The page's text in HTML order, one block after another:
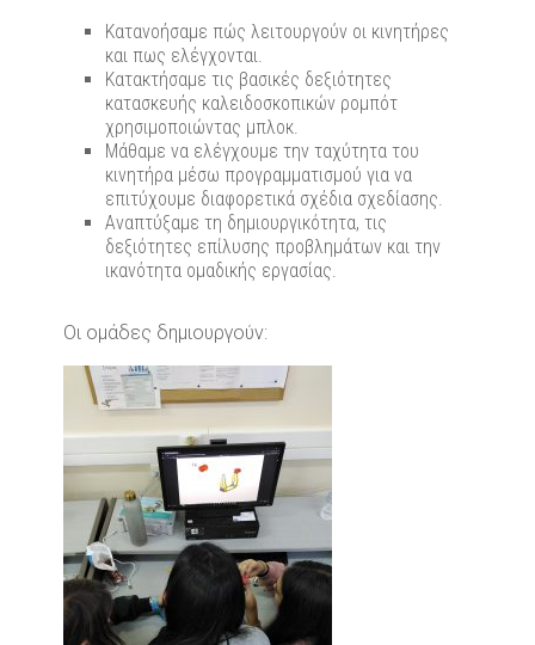
Κατανοήσαμε πώς λειτουργούν οι κινητήρες
και πως ελέγχονται.
Κατακτήσαμε τις βασικές δεξιότητες
κατασκευής καλειδοσκοπικών ρομπότ
χρησιμοποιώντας μπλοκ.
Μάθαμε να ελέγχουμε την ταχύτητα του
κινητήρα μέσω προγραμματισμού για να
επιτύχουμε διαφορετικά σχέδια σχεδίασης.
Αναπτύξαμε τη δημιουργικότητα, τις
δεξιότητες επίλυσης προβλημάτων και την
ικανότητα ομαδικής εργασίας.
Οι ομάδες δημιουργούν: